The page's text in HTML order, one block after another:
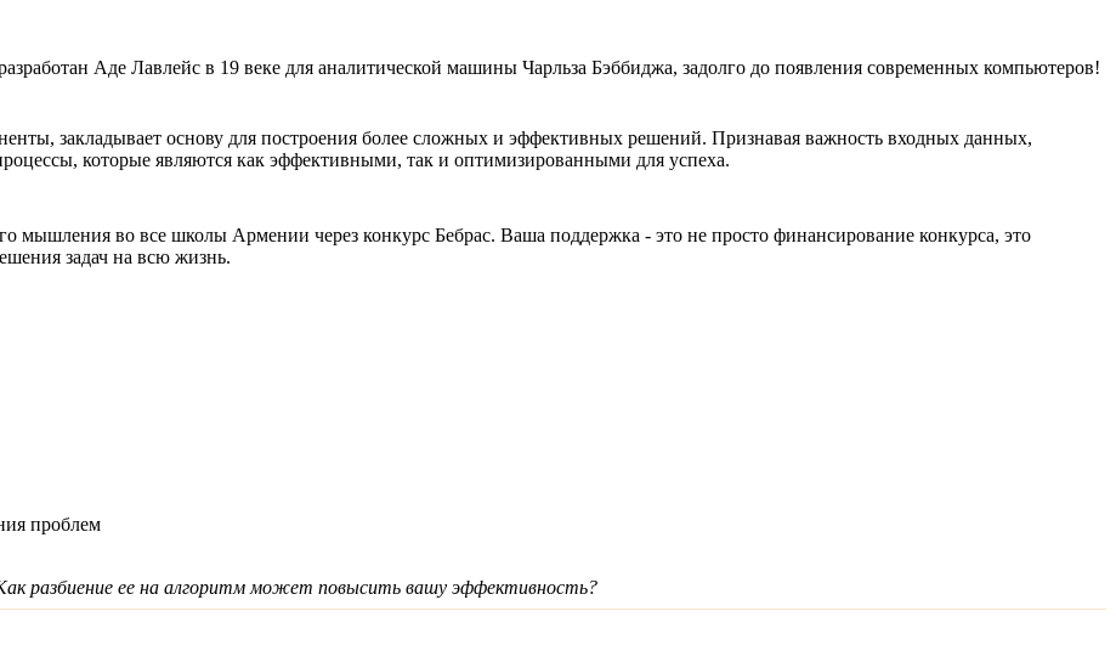
Аде Лавлейс в 19 веке для аналитической машины Чарльза Бэббиджа, задолго до появления современных компьютеров!
закладывает основу для построения более сложных и эффективных решений. Признавая важность входных данных,
которые являются как эффективными, так и оптимизированными для успеха.
мышления во все школы Армении через конкурс Бебрас. Ваша поддержка - это не просто финансирование конкурса, это
задач на всю жизнь.
проблем
разбиение ее на алгоритм может повысить вашу эффективность?